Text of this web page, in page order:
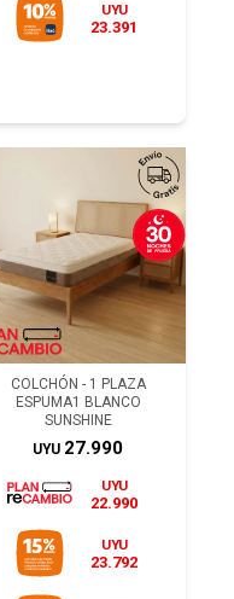
UYU
23.391
COLCHÓN - 1 PLAZA
ESPUMA1 BLANCO
SUNSHINE
UYU 27.990
UYU
22.990
UYU
23.792